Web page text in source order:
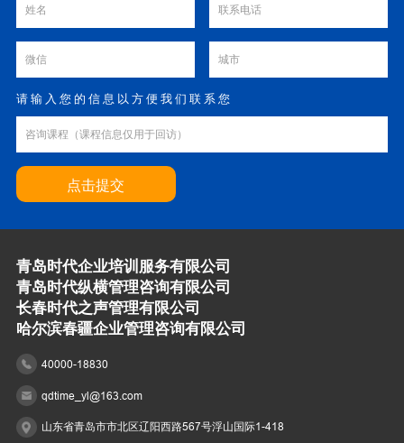
国标项目管理CSPM-3培训开课啦！！
人工智能内容生成师AIGC火热报名中．．．！
CMA注册管理会计师课程重磅上线！
PMI敏捷管理专业人士（PMI-ACP®）认证培训招生
开启！
请输入您的信息以方便我们联系您
点击提交
青岛时代企业培训服务有限公司
青岛时代纵横管理咨询有限公司
长春时代之声管理有限公司
哈尔滨春疆企业管理咨询有限公司
40000-18830
qdtime_yl@163.com
山东省青岛市市北区辽阳西路567号浮山国际1-418